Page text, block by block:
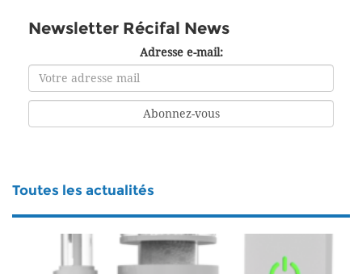
Newsletter Récifal News
Adresse e-mail:
Toutes les actualités